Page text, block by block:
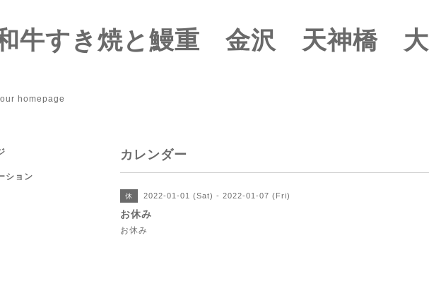
牛すき焼と鰻重 金沢 天神橋 大
homepage
カレンダー
休 2022-01-01 (Sat) - 2022-01-07 (Fri)
お休み
お休み
ション